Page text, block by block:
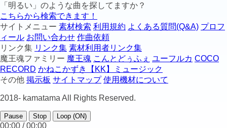
「明るい」のような曲を探してますか？
こちらから検索できます！
サイトメニュー 素材検索 利用規約 よくある質問(Q&A) プロフ
ィール お問い合わせ 作曲依頼
リンク集 リンク集 素材利用者リンク集
魔王魂ファミリー 魔王魂 こんとどぅふぇ ユーフルカ COCO
RECORD かねこかずき【KK】ミュージック
その他 掲示板 サイトマップ 使用機材について
2018- kamatama All Rights Reserved.
Pause Stop Loop (ON)
00:00 / 00:00